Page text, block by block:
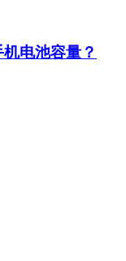
电池容量？